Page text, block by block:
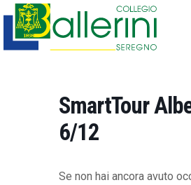
SmartTour
6/12
Se non hai ancora avuto